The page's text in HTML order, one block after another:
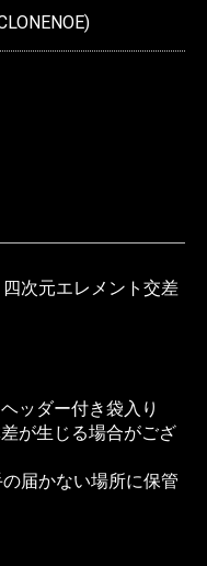
次元エレメント交差
ッダー付き袋入り
が生じる場合がござ
届かない場所に保管